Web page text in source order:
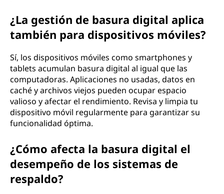
¿La gestión de basura digital aplica
también para dispositivos móviles?
Sí, los dispositivos móviles como smartphones y
tablets acumulan basura digital al igual que las
computadoras. Aplicaciones no usadas, datos en
caché y archivos viejos pueden ocupar espacio
valioso y afectar el rendimiento. Revisa y limpia tu
dispositivo móvil regularmente para garantizar su
funcionalidad óptima.
¿Cómo afecta la basura digital el
desempeño de los sistemas de
respaldo?